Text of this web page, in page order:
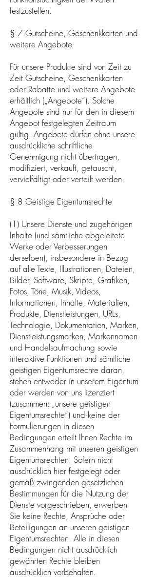
festzustellen.
§ 7 Gutscheine, Geschenkkarten und
weitere Angebote
Für unsere Produkte sind von Zeit zu
Zeit Gutscheine, Geschenkkarten
oder Rabatte und weitere Angebote
erhältlich („Angebote“). Solche
Angebote sind nur für den in diesem
Angebot festgelegten Zeitraum
gültig. Angebote dürfen ohne unsere
ausdrückliche schriftliche
Genehmigung nicht übertragen,
modifiziert, verkauft, getauscht,
vervielfältigt oder verteilt werden.
§ 8 Geistige Eigentumsrechte
(1) Unsere Dienste und zugehörigen
Inhalte (und sämtliche abgeleitete
Werke oder Verbesserungen
derselben), insbesondere in Bezug
auf alle Texte, Illustrationen, Dateien,
Bilder, Software, Skripte, Grafiken,
Fotos, Töne, Musik, Videos,
Informationen, Inhalte, Materialien,
Produkte, Dienstleistungen, URLs,
Technologie, Dokumentation, Marken,
Dienstleistungsmarken, Markennamen
und Handelsaufmachung sowie
interaktive Funktionen und sämtliche
geistigen Eigentumsrechte daran,
stehen entweder in unserem Eigentum
oder werden von uns lizenziert
(zusammen: „unsere geistigen
Eigentumsrechte“) und keine der
Formulierungen in diesen
Bedingungen erteilt Ihnen Rechte im
Zusammenhang mit unseren geistigen
Eigentumsrechten. Sofern nicht
ausdrücklich hier festgelegt oder
gemäß zwingenden gesetzlichen
Bestimmungen für die Nutzung der
Dienste vorgeschrieben, erwerben
Sie keine Rechte, Ansprüche oder
Beteiligungen an unseren geistigen
Eigentumsrechten. Alle in diesen
Bedingungen nicht ausdrücklich
gewährten Rechte bleiben
ausdrücklich vorbehalten.